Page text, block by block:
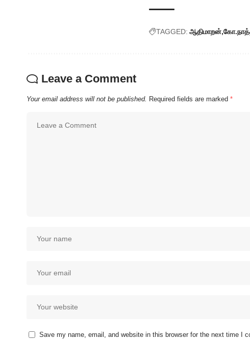
TAGGED: ஆதிமாறன்
Leave a Comment
Your email address will not be published. Required fields are marked *
Save my name, email, and website in this browser for the next time I